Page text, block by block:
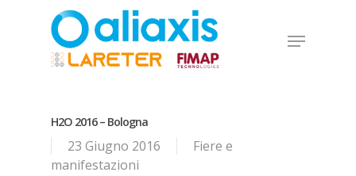
Menu
H2O 2016 – Bologna
23 Giugno 2016
Fiere e
manifestazioni